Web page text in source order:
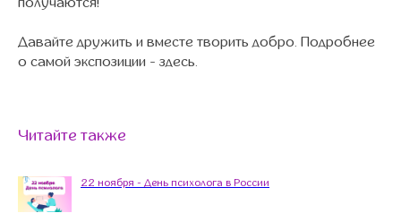
Давайте дружить и вместе творить добро. Подробнее
о самой экспозиции - здесь.
Читайте также
22 ноября - День психолога в России